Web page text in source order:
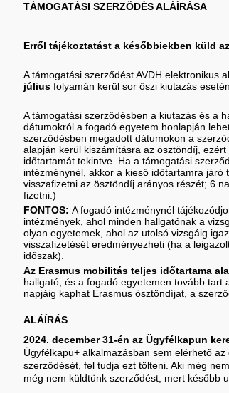
TÁMOGATÁSI SZERZŐDÉS ALÁÍRÁSA
Erről tájékoztatást a későbbiekben küld
A támogatási szerződést AVDH elektronikus
július folyamán kerül sor őszi kiutazás
A támogatási szerződésben a kiutazás és a
dátumokról a fogadó egyetem honlapján
szerződésben megadott dátumokon a
alapján kerül kiszámításra az ösztöndíj,
időtartamát tekintve. Ha a támogatási
intézménynél, akkor a kieső időtartamra
visszafizetni az ösztöndíj arányos részét; 6
fizetni.)
FONTOS: A fogadó intézménynél
intézmények, ahol minden hallgatónak a
olyan egyetemek, ahol az utolsó vizsgáig
visszafizetését eredményezheti (ha a
időszak).
Az Erasmus mobilitás teljes időtartama
hallgató, és a fogadó egyetemen tovább tart
napjáig kaphat Erasmus ösztöndíjat, a
ALÁÍRÁS
2024. december 31-én az Ügyfélkapun
Ügyfélkapu+ alkalmazásban sem elérhető
szerződését, fel tudja ezt tölteni. Aki még
még nem küldtünk szerződést, mert később